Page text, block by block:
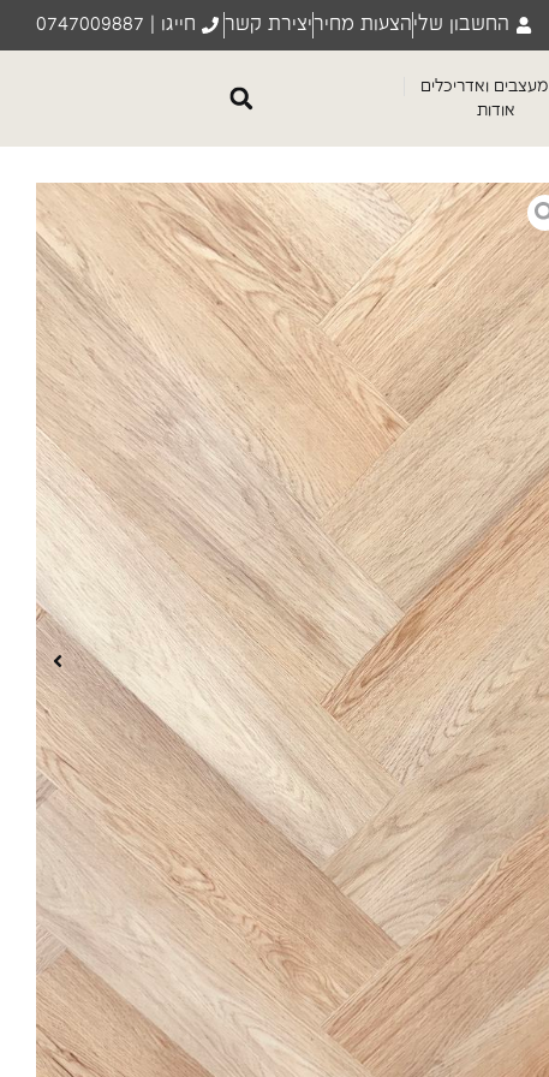
החשבון שליהצעות מחיריצירת קשר חייגו | 0747009887
מעצבים ואדריכלים
אודות